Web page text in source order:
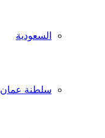
السعودية
سلطنة عمان